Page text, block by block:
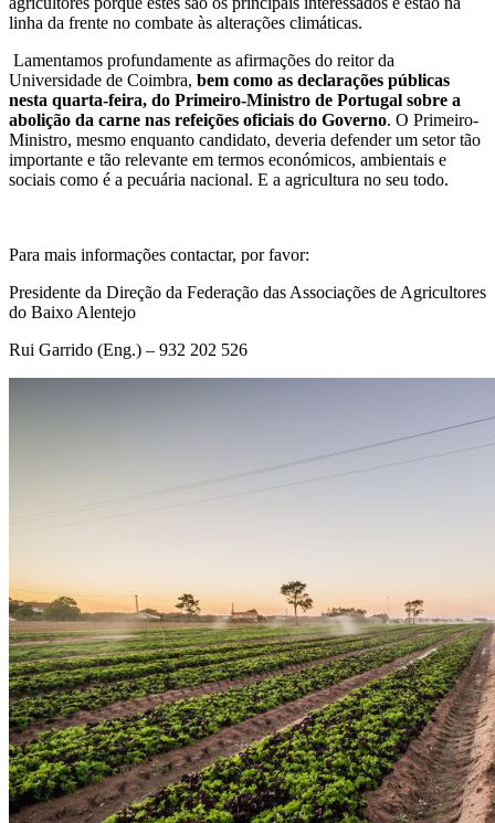
linha da frente no combate às alterações climáticas.
Lamentamos profundamente as afirmações do reitor da
Universidade de Coimbra, bem como as declarações públicas
nesta quarta-feira, do Primeiro-Ministro de Portugal sobre a
abolição da carne nas refeições oficiais do Governo. O Primeiro-
Ministro, mesmo enquanto candidato, deveria defender um setor tão
importante e tão relevante em termos económicos, ambientais e
sociais como é a pecuária nacional. E a agricultura no seu todo.
Para mais informações contactar, por favor:
Presidente da Direção da Federação das Associações de Agricultores
do Baixo Alentejo
Rui Garrido (Eng.) – 932 202 526